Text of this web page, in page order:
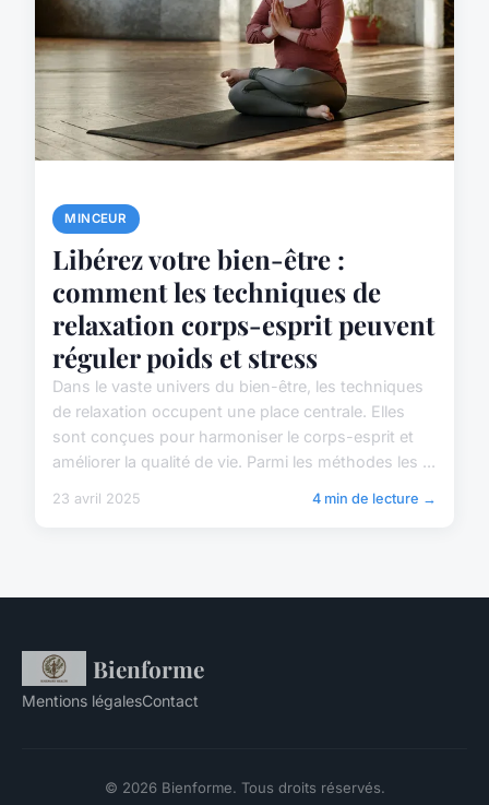
MINCEUR
Libérez votre bien-être :
comment les techniques de
relaxation corps-esprit peuvent
réguler poids et stress
Dans le vaste univers du bien-être, les techniques
de relaxation occupent une place centrale. Elles
sont conçues pour harmoniser le corps-esprit et
améliorer la qualité de vie. Parmi les méthodes les ...
23 avril 2025 4 min de lecture →
Bienforme
Mentions légalesContact
© 2026 Bienforme. Tous droits réservés.